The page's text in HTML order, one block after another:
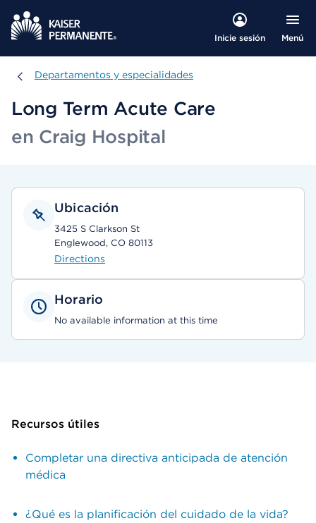
Inicie sesión Menú
Departamentos y especialidades
Departamentos y especialidades
Long Term Acute Care
en Craig Hospital
Ubicación
3425 S Clarkson St
Englewood, CO 80113
Directions
Horario
No available information at this time
Recursos útiles
Completar una directiva anticipada de atención
médica
¿Qué es la planificación del cuidado de la vida?